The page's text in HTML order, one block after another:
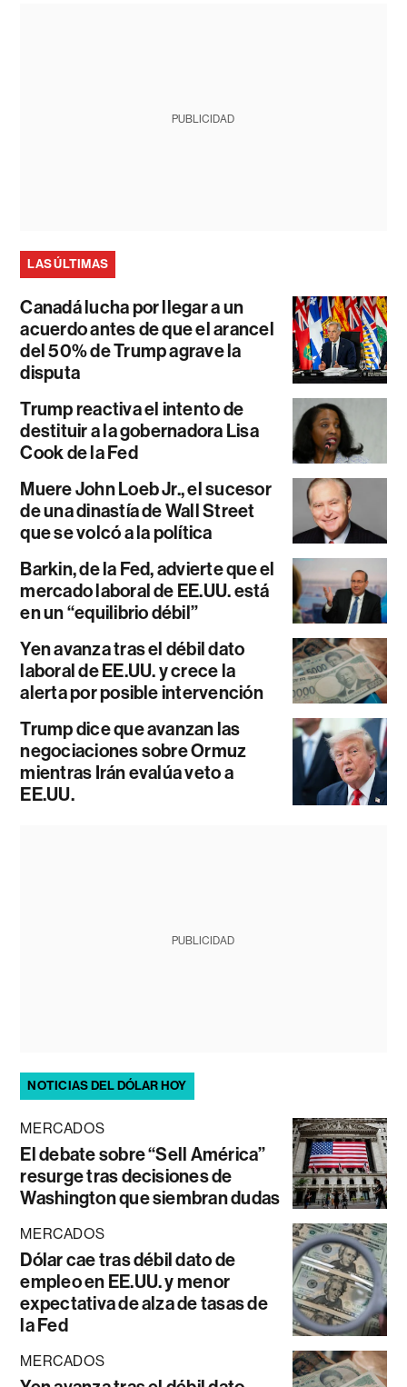
PUBLICIDAD
LAS ÚLTIMAS
Canadá lucha por llegar a un
acuerdo antes de que el arancel
del 50% de Trump agrave la
disputa
Trump reactiva el intento de
destituir a la gobernadora Lisa
Cook de la Fed
Muere John Loeb Jr., el sucesor
de una dinastía de Wall Street
que se volcó a la política
Barkin, de la Fed, advierte que el
mercado laboral de EE.UU. está
en un “equilibrio débil”
Yen avanza tras el débil dato
laboral de EE.UU. y crece la
alerta por posible intervención
Trump dice que avanzan las
negociaciones sobre Ormuz
mientras Irán evalúa veto a
EE.UU.
PUBLICIDAD
NOTICIAS DEL DÓLAR HOY
MERCADOS
El debate sobre “Sell América”
resurge tras decisiones de
Washington que siembran dudas
MERCADOS
Dólar cae tras débil dato de
empleo en EE.UU. y menor
expectativa de alza de tasas de
la Fed
MERCADOS